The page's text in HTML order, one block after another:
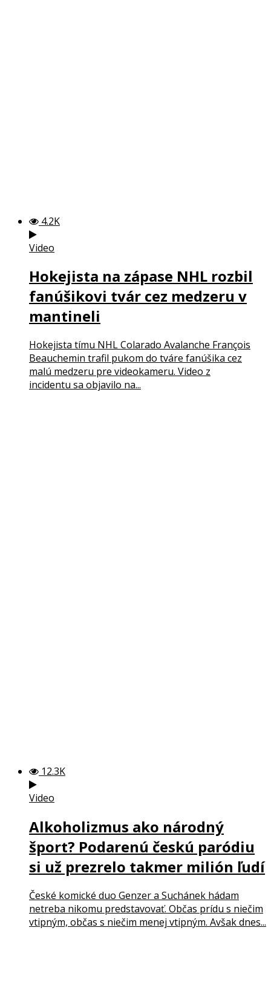
4.2K
Video
Hokejista na zápase NHL rozbil
fanúšikovi tvár cez medzeru v
mantineli
Hokejista tímu NHL Colarado Avalanche François
Beauchemin trafil pukom do tváre fanúšika cez
malú medzeru pre videokameru. Video z
incidentu sa objavilo na...
12.3K
Video
Alkoholizmus ako národný
šport? Podarenú českú paródiu
si už prezrelo takmer milión ľudí
České komické duo Genzer a Suchánek hádam
netreba nikomu predstavovať. Občas prídu s niečim
vtipným, občas s niečim menej vtipným. Avšak dnes...